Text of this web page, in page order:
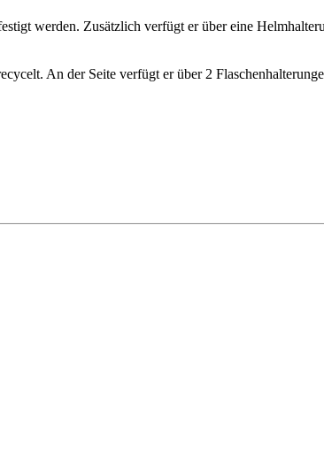
werden. Zusätzlich verfügt er über eine
An der Seite verfügt er über 2